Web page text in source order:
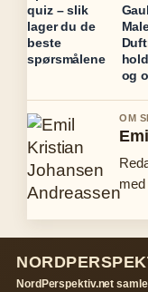
quiz – slik
lager du de
beste
spørsmålene
og
OM
med
NordPerspektiv.net